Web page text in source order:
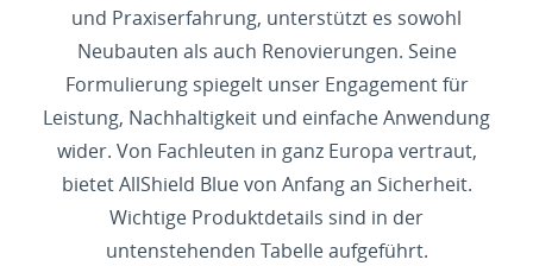
und Praxiserfahrung, unterstützt es sowohl
Neubauten als auch Renovierungen. Seine
Formulierung spiegelt unser Engagement für
Leistung, Nachhaltigkeit und einfache Anwendung
wider. Von Fachleuten in ganz Europa vertraut,
bietet AllShield Blue von Anfang an Sicherheit.
Wichtige Produktdetails sind in der
untenstehenden Tabelle aufgeführt.